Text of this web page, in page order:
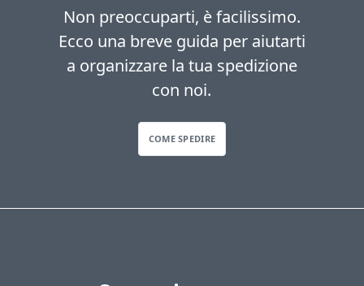
Non preoccuparti, è facilissimo.
Ecco una breve guida per aiutarti
a organizzare la tua spedizione
con noi.
COME SPEDIRE